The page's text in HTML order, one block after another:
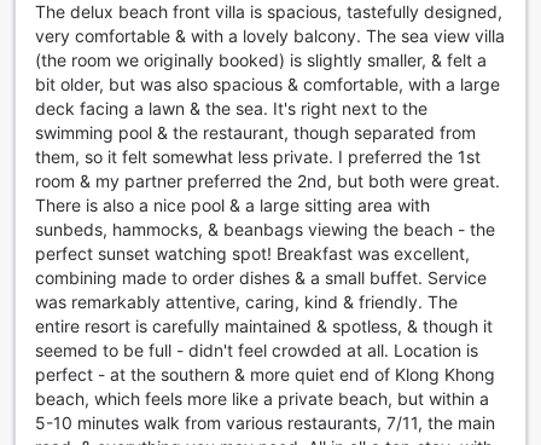
Baan Thai Lanta Resort tarjoaa erinomaisia
liikennepalveluja, jotka tekevät matkustamisesta vaivatonta
ja miellyttävää. Hotelli tarjoaa kätevän
lentokenttäkuljetuksen, joka vie sinut suoraan saaren
kauniisiin maisemiin ilman turhaa vaivannäköä.
Kuljetuspalvelu on suunniteltu tarjoamaan asiakkailleen
mukavuutta ja helppoutta, joten voit keskittyä lomasi
nauttimiseen heti saapumisestasi alkaen.
Lisäksi Baan Thai Lanta Resort tarjoaa mahdollisuuden
osallistua erilaisille retkille, jotka vievät sinut tutkimaan Koh
Lantan upeita nähtävyyksiä ja aktiviteetteja. Jos haluat
tutustua saareen omatoimisesti, voit vuokrata auton
suoraan hotellista. Hotellin alueella on myös ilmainen
parkkitila, joten voit pysäköidä autosi turvallisesti ja
vaivattomasti. Nämä liikennepalvelut tekevät Baan Thai
Lanta Resortista täydellisen valinnan kaikille, jotka
arvostavat mukavuutta ja joustavuutta lomamatkallaan.
The delux beach front villa is spacious, tastefully designed,
very comfortable & with a lovely balcony. The sea view villa
(the room we originally booked) is slightly smaller, & felt a
bit older, but was also spacious & comfortable, with a large
deck facing a lawn & the sea. It's right next to the
swimming pool & the restaurant, though separated from
them, so it felt somewhat less private. I preferred the 1st
room & my partner preferred the 2nd, but both were great.
There is also a nice pool & a large sitting area with
sunbeds, hammocks, & beanbags viewing the beach - the
perfect sunset watching spot! Breakfast was excellent,
combining made to order dishes & a small buffet. Service
was remarkably attentive, caring, kind & friendly. The
entire resort is carefully maintained & spotless, & though it
seemed to be full - didn't feel crowded at all. Location is
perfect - at the southern & more quiet end of Klong Khong
beach, which feels more like a private beach, but within a
5-10 minutes walk from various restaurants, 7/11, the main